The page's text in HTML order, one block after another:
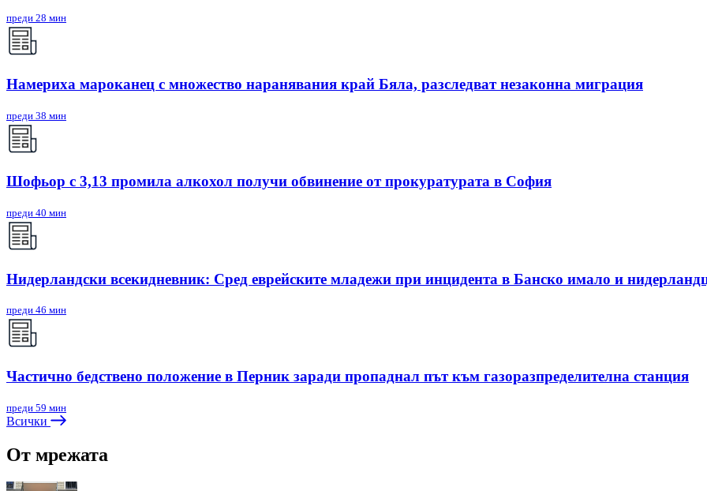
преди 28 мин
Намериха мароканец с множество наранявания край Бяла, разследват незаконна миграция
преди 38 мин
Шофьор с 3,13 промила алкохол получи обвинение от прокуратурата в София
преди 40 мин
Нидерландски всекидневник: Сред еврейските младежи при инцидента в Банско имало и
преди 46 мин
Частично бедствено положение в Перник заради пропаднал път към газоразпределителна станция
преди 59 мин
Всички
От мрежата